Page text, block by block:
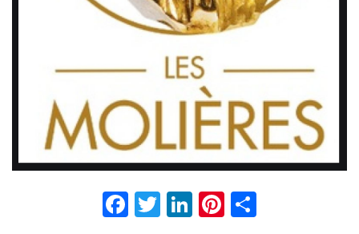
Facebook
Twitter
LinkedIn
Pinterest